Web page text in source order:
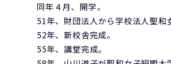
同年４月、開学。
51年、財団法人から学校法人聖和
52年、新校舎完成。
55年、講堂完成。